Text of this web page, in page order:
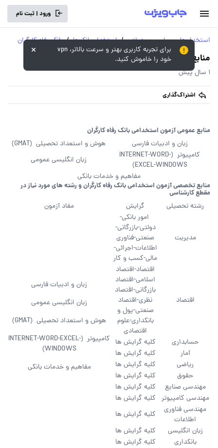
ورود | ثبت نام
استخدام‌های سراسری و دولتی / استخدام بانک‌ها / بانک رفاه کارگران
منابع آزمون استخدامی بانک رفاه کارگران
1 سال پیش
اشتراک‌گذاری
منابع عمومی آزمون استخدامی بانک رفاه کارگران
زبان و ادبیات فارسی
هوش و استعداد تحصیلی (GMAT)
کامپیوتر (INTERNET-WORD-
EXCEL-WINDOWS)
زبان انگلیسی عمومی
مفاهیم و خدمات بانکی
منابع تخصصی آزمون استخدامی بانک رفاه کارگران و رشته های مورد نیاز در
مقطع کارشناسی
رشته تحصیلی
گرایش مفاد آزمون
مدیریت
امور بانکی-
دولتی-بازرگانی-
صنعتی-فناوری
اطلاعات-اجرائی-
مالی-کسب و کار
زبان و ادبیات فارسی
زبان انگلیسی عمومی
هوش و استعداد تحصیلی (GMAT)
کامپیوتر (INTERNET-WORD-EXCEL-
WINDOWS)
مفاهیم و خدمات بانکی
اقتصاد
اقتصاد-اقتصاد
اسلامی-اقتصاد
بازرگانی-اقتصاد
نظری-اقتصاد
صنعتی-پول و
بانکداری-علوم
اقتصادی
حسابداری
کلیه گرایش ها
آمار
کلیه گرایش ها
ریاضی
کلیه گرایش ها
حقوق
کلیه گرایش ها
مهندسی صنایع
کلیه گرایش ها
مهندسی کامپیوتر
کلیه گرایش ها
مهندسی فناوری
اطلاعات
کلیه گرایش ها
زبان انگلیسی
کلیه گرایش ها
بانکداری
کلیه گرایش ها
برای تجربه کاربری بهتر و سرعت بالاتر، vpn
خود را خاموش کنید.